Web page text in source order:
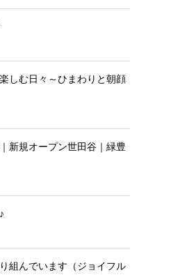
しむ日々～ひまわりと朝顔
新規オープン世田谷｜緑豊
組んでいます（ジョイフル